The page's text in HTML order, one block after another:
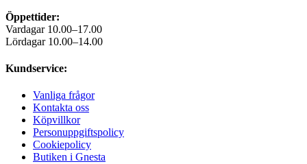
Öppettider:
Vardagar 10.00–17.00
Lördagar 10.00–14.00
Kundservice:
Vanliga frågor
Kontakta oss
Köpvillkor
Personuppgiftspolicy
Cookiepolicy
Butiken i Gnesta